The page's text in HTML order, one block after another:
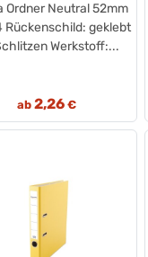
Ordner Neutral 52mm
Rückenschild: geklebt
Werkstoff:...
ab 2,26€